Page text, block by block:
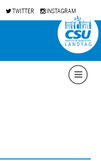
TWITTER INSTAGRAM